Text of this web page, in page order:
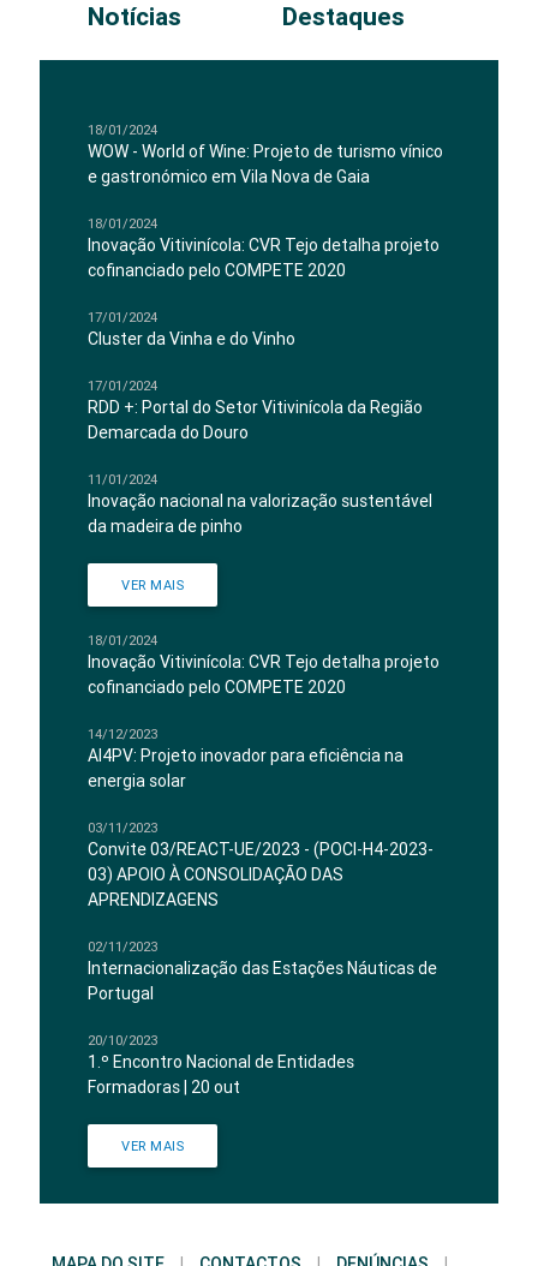
Notícias Destaques
18/01/2024
WOW - World of Wine: Projeto de turismo vínico
e gastronómico em Vila Nova de Gaia
18/01/2024
Inovação Vitivinícola: CVR Tejo detalha projeto
cofinanciado pelo COMPETE 2020
17/01/2024
Cluster da Vinha e do Vinho
17/01/2024
RDD +: Portal do Setor Vitivinícola da Região
Demarcada do Douro
11/01/2024
Inovação nacional na valorização sustentável
da madeira de pinho
VER MAIS
18/01/2024
Inovação Vitivinícola: CVR Tejo detalha projeto
cofinanciado pelo COMPETE 2020
14/12/2023
AI4PV: Projeto inovador para eficiência na
energia solar
03/11/2023
Convite 03/REACT-UE/2023 - (POCI-H4-2023-
03) APOIO À CONSOLIDAÇÃO DAS
APRENDIZAGENS
02/11/2023
Internacionalização das Estações Náuticas de
Portugal
20/10/2023
1.º Encontro Nacional de Entidades
Formadoras | 20 out
VER MAIS